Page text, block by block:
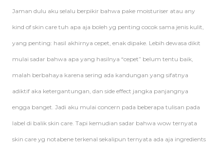
Jaman dulu aku selalu berpikir bahwa pake moisturiser atau any
kind of skin care tuh apa aja boleh yg penting cocok sama jenis kulit,
yang penting: hasil akhirnya cepet, enak dipake. Lebih dewasa dikit
mulai sadar bahwa apa yang hasilnya “cepet” belum tentu baik,
malah berbahaya karena sering ada kandungan yang sifatnya
adiktif aka ketergantungan, dan side effect jangka panjangnya
engga banget. Jadi aku mulai concern pada beberapa tulisan pada
label di balik skin care. Tapi kemudian sadar bahwa wow ternyata
skin care yg notabene terkenal sekalipun ternyata ada aja ingredients